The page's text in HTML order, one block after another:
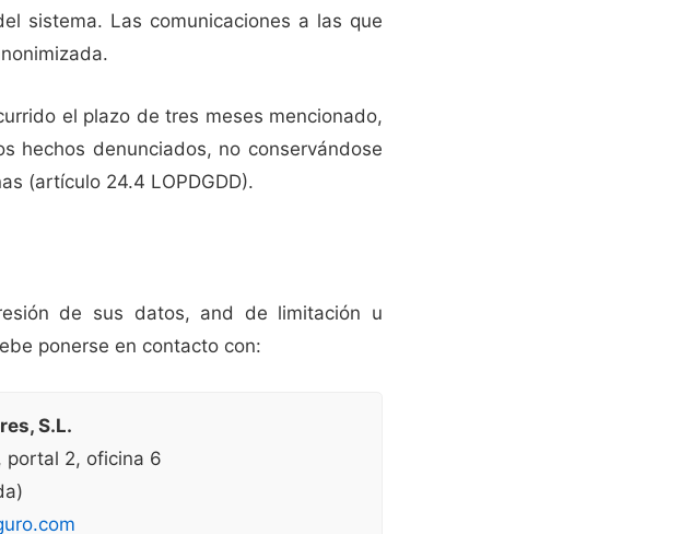
sistema. Las comunicaciones a las que
el plazo de tres meses mencionado,
hechos denunciados, no conservándose
(artículo 24.4 LOPDGDD).
de sus datos, and de limitación u
ponerse en contacto con:
S.L.
portal 2, oficina 6